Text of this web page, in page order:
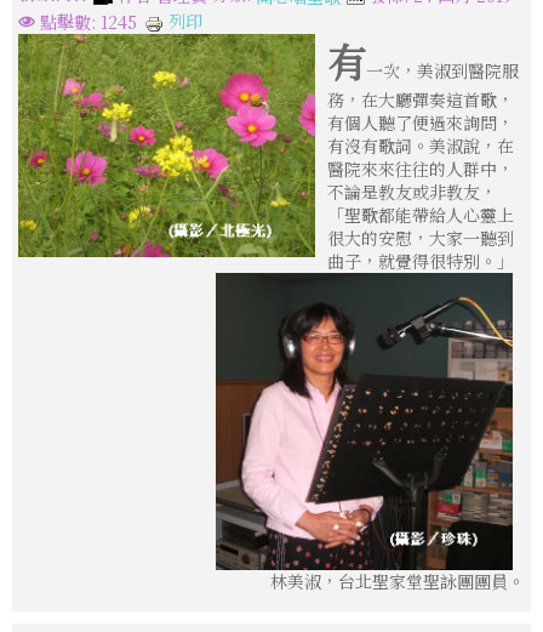
點擊數: 1245
列印
有一次，美淑到醫院服
務，在大廳彈奏這首歌，
有個人聽了便過來詢問，
有沒有歌詞。美淑說，在
醫院來來往往的人群中，
不論是教友或非教友，
「聖歌都能帶給人心靈上
很大的安慰，大家一聽到
曲子，就覺得很特別。」
林美淑，台北聖家堂聖詠團團員。